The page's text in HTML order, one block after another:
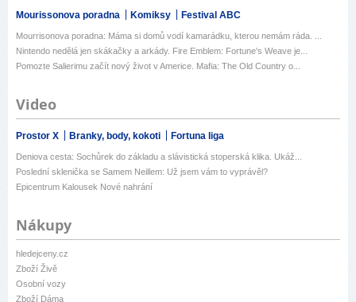
Mourissonova poradna Komiksy Festival ABC
Mourrisonova poradna: Máma si domů vodí kamarádku, kterou nemám ráda. ...
Nintendo nedělá jen skákačky a arkády. Fire Emblem: Fortune's Weave je...
Pomozte Salierimu začít nový život v Americe. Mafia: The Old Country o...
Video
Prostor X Branky, body, kokoti Fortuna liga
Deniova cesta: Sochůrek do základu a slávistická stoperská klika. Ukáž...
Poslední sklenička se Samem Neillem: Už jsem vám to vyprávěl?
Epicentrum Kalousek Nové nahrání
Nákupy
hledejceny.cz
Zboží Živě
Osobní vozy
Zboží Dáma